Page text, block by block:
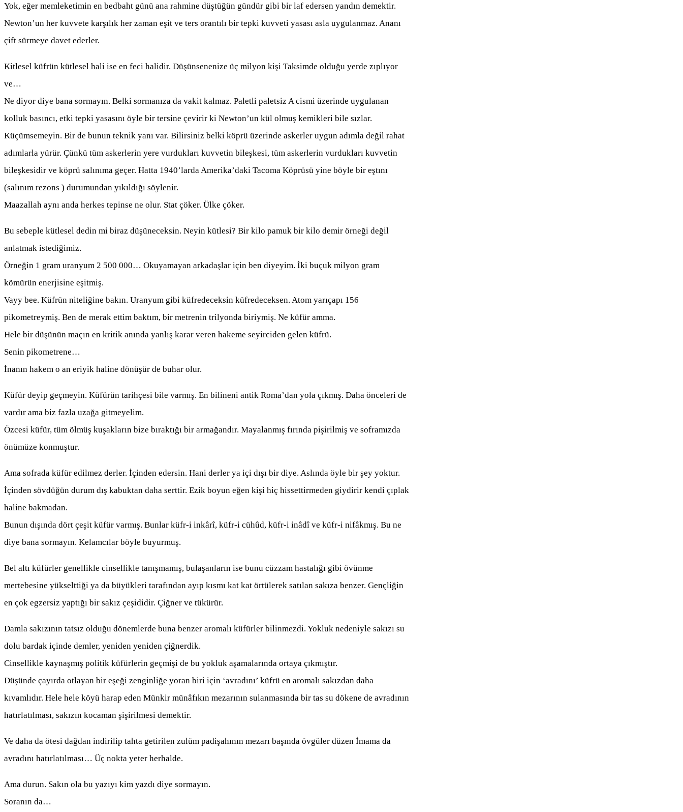
Yok, eğer memleketimin en bedbaht günü ana rahmine düştüğün gündür gibi bir laf edersen yandın demektir.
Newton’un her kuvvete karşılık her zaman eşit ve ters orantılı bir tepki kuvveti yasası asla uygulanmaz. Ananı
çift sürmeye davet ederler.
Kitlesel küfrün kütlesel hali ise en feci halidir. Düşünsenenize üç milyon kişi Taksimde olduğu yerde zıplıyor
ve…
Ne diyor diye bana sormayın. Belki sormanıza da vakit kalmaz. Paletli paletsiz A cismi üzerinde uygulanan
kolluk basıncı, etki tepki yasasını öyle bir tersine çevirir ki Newton’un kül olmuş kemikleri bile sızlar.
Küçümsemeyin. Bir de bunun teknik yanı var. Bilirsiniz belki köprü üzerinde askerler uygun adımla değil rahat
adımlarla yürür. Çünkü tüm askerlerin yere vurdukları kuvvetin bileşkesi, tüm askerlerin vurdukları kuvvetin
bileşkesidir ve köprü salınıma geçer. Hatta 1940’larda Amerika’daki Tacoma Köprüsü yine böyle bir eştını
(salınım rezons ) durumundan yıkıldığı söylenir.
Maazallah aynı anda herkes tepinse ne olur. Stat çöker. Ülke çöker.
Bu sebeple kütlesel dedin mi biraz düşüneceksin. Neyin kütlesi? Bir kilo pamuk bir kilo demir örneği değil
anlatmak istediğimiz.
Örneğin 1 gram uranyum 2 500 000… Okuyamayan arkadaşlar için ben diyeyim. İki buçuk milyon gram
kömürün enerjisine eşitmiş.
Vayy bee. Küfrün niteliğine bakın. Uranyum gibi küfredeceksin küfredeceksen. Atom yarıçapı 156
pikometreymiş. Ben de merak ettim baktım, bir metrenin trilyonda biriymiş. Ne küfür amma.
Hele bir düşünün maçın en kritik anında yanlış karar veren hakeme seyirciden gelen küfrü.
Senin pikometrene…
İnanın hakem o an eriyik haline dönüşür de buhar olur.
Küfür deyip geçmeyin. Küfürün tarihçesi bile varmış. En bilineni antik Roma’dan yola çıkmış. Daha önceleri de
vardır ama biz fazla uzağa gitmeyelim.
Özcesi küfür, tüm ölmüş kuşakların bize bıraktığı bir armağandır. Mayalanmış fırında pişirilmiş ve soframızda
önümüze konmuştur.
Ama sofrada küfür edilmez derler. İçinden edersin. Hani derler ya içi dışı bir diye. Aslında öyle bir şey yoktur.
İçinden sövdüğün durum dış kabuktan daha serttir. Ezik boyun eğen kişi hiç hissettirmeden giydirir kendi çıplak
haline bakmadan.
Bunun dışında dört çeşit küfür varmış. Bunlar küfr-i inkârî, küfr-i cühûd, küfr-i inâdî ve küfr-i nifâkmış. Bu ne
diye bana sormayın. Kelamcılar böyle buyurmuş.
Bel altı küfürler genellikle cinsellikle tanışmamış, bulaşanların ise bunu cüzzam hastalığı gibi övünme
mertebesine yükselttiği ya da büyükleri tarafından ayıp kısmı kat kat örtülerek satılan sakıza benzer. Gençliğin
en çok egzersiz yaptığı bir sakız çeşididir. Çiğner ve tükürür.
Damla sakızının tatsız olduğu dönemlerde buna benzer aromalı küfürler bilinmezdi. Yokluk nedeniyle sakızı su
dolu bardak içinde demler, yeniden yeniden çiğnerdik.
Cinsellikle kaynaşmış politik küfürlerin geçmişi de bu yokluk aşamalarında ortaya çıkmıştır.
Düşünde çayırda otlayan bir eşeği zenginliğe yoran biri için ‘avradını’ küfrü en aromalı sakızdan daha
kıvamlıdır. Hele hele köyü harap eden Münkir münâfıkın mezarının sulanmasında bir tas su dökene de avradının
hatırlatılması, sakızın kocaman şişirilmesi demektir.
Ve daha da ötesi dağdan indirilip tahta getirilen zulüm padişahının mezarı başında övgüler düzen İmama da
avradını hatırlatılması… Üç nokta yeter herhalde.
Ama durun. Sakın ola bu yazıyı kim yazdı diye sormayın.
Soranın da…